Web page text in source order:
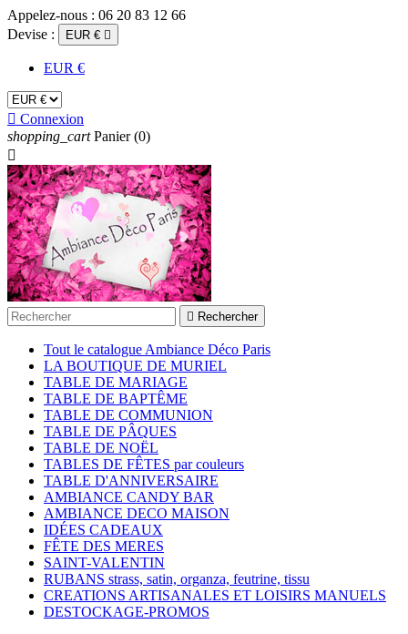
Appelez-nous : 06 20 83 12 66
Devise :
EUR € 
EUR €
 Connexion
shopping_cart Panier (0)

 Rechercher
Tout le catalogue Ambiance Déco Paris
LA BOUTIQUE DE MURIEL
TABLE DE MARIAGE
TABLE DE BAPTÊME
TABLE DE COMMUNION
TABLE DE PÂQUES
TABLE DE NOËL
TABLES DE FÊTES par couleurs
TABLE D'ANNIVERSAIRE
AMBIANCE CANDY BAR
AMBIANCE DECO MAISON
IDÉES CADEAUX
FÊTE DES MERES
SAINT-VALENTIN
RUBANS strass, satin, organza, feutrine, tissu
CREATIONS ARTISANALES ET LOISIRS MANUELS
DESTOCKAGE-PROMOS